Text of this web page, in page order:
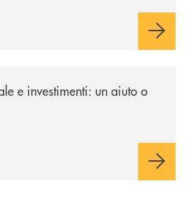
e investimenti: un aiuto o